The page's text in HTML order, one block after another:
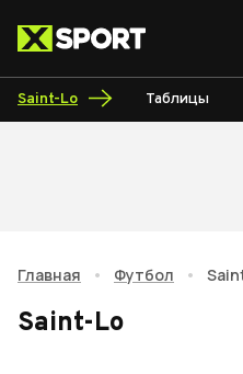
Saint-Lo Таблицы
Главная • Футбол •
Saint-Lo